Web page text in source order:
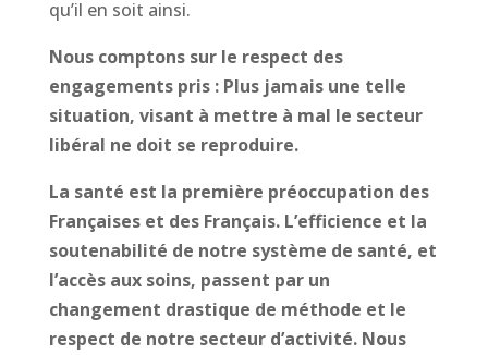
qu’il en soit ainsi.
Nous comptons sur le respect des
engagements pris : Plus jamais une telle
situation, visant à mettre à mal le secteur
libéral ne doit se reproduire.
La santé est la première préoccupation des
Françaises et des Français. L’efficience et la
soutenabilité de notre système de santé, et
l’accès aux soins, passent par un
changement drastique de méthode et le
respect de notre secteur d’activité. Nous